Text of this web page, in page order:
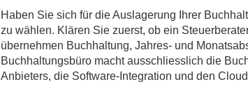
Haben Sie sich für die Auslagerung Ihrer
zu wählen. Klären Sie zuerst, ob ein
übernehmen Buchhaltung, Jahres- und
Buchhaltungsbüro macht ausschliesslich die
Anbieters, die Software-Integration und den